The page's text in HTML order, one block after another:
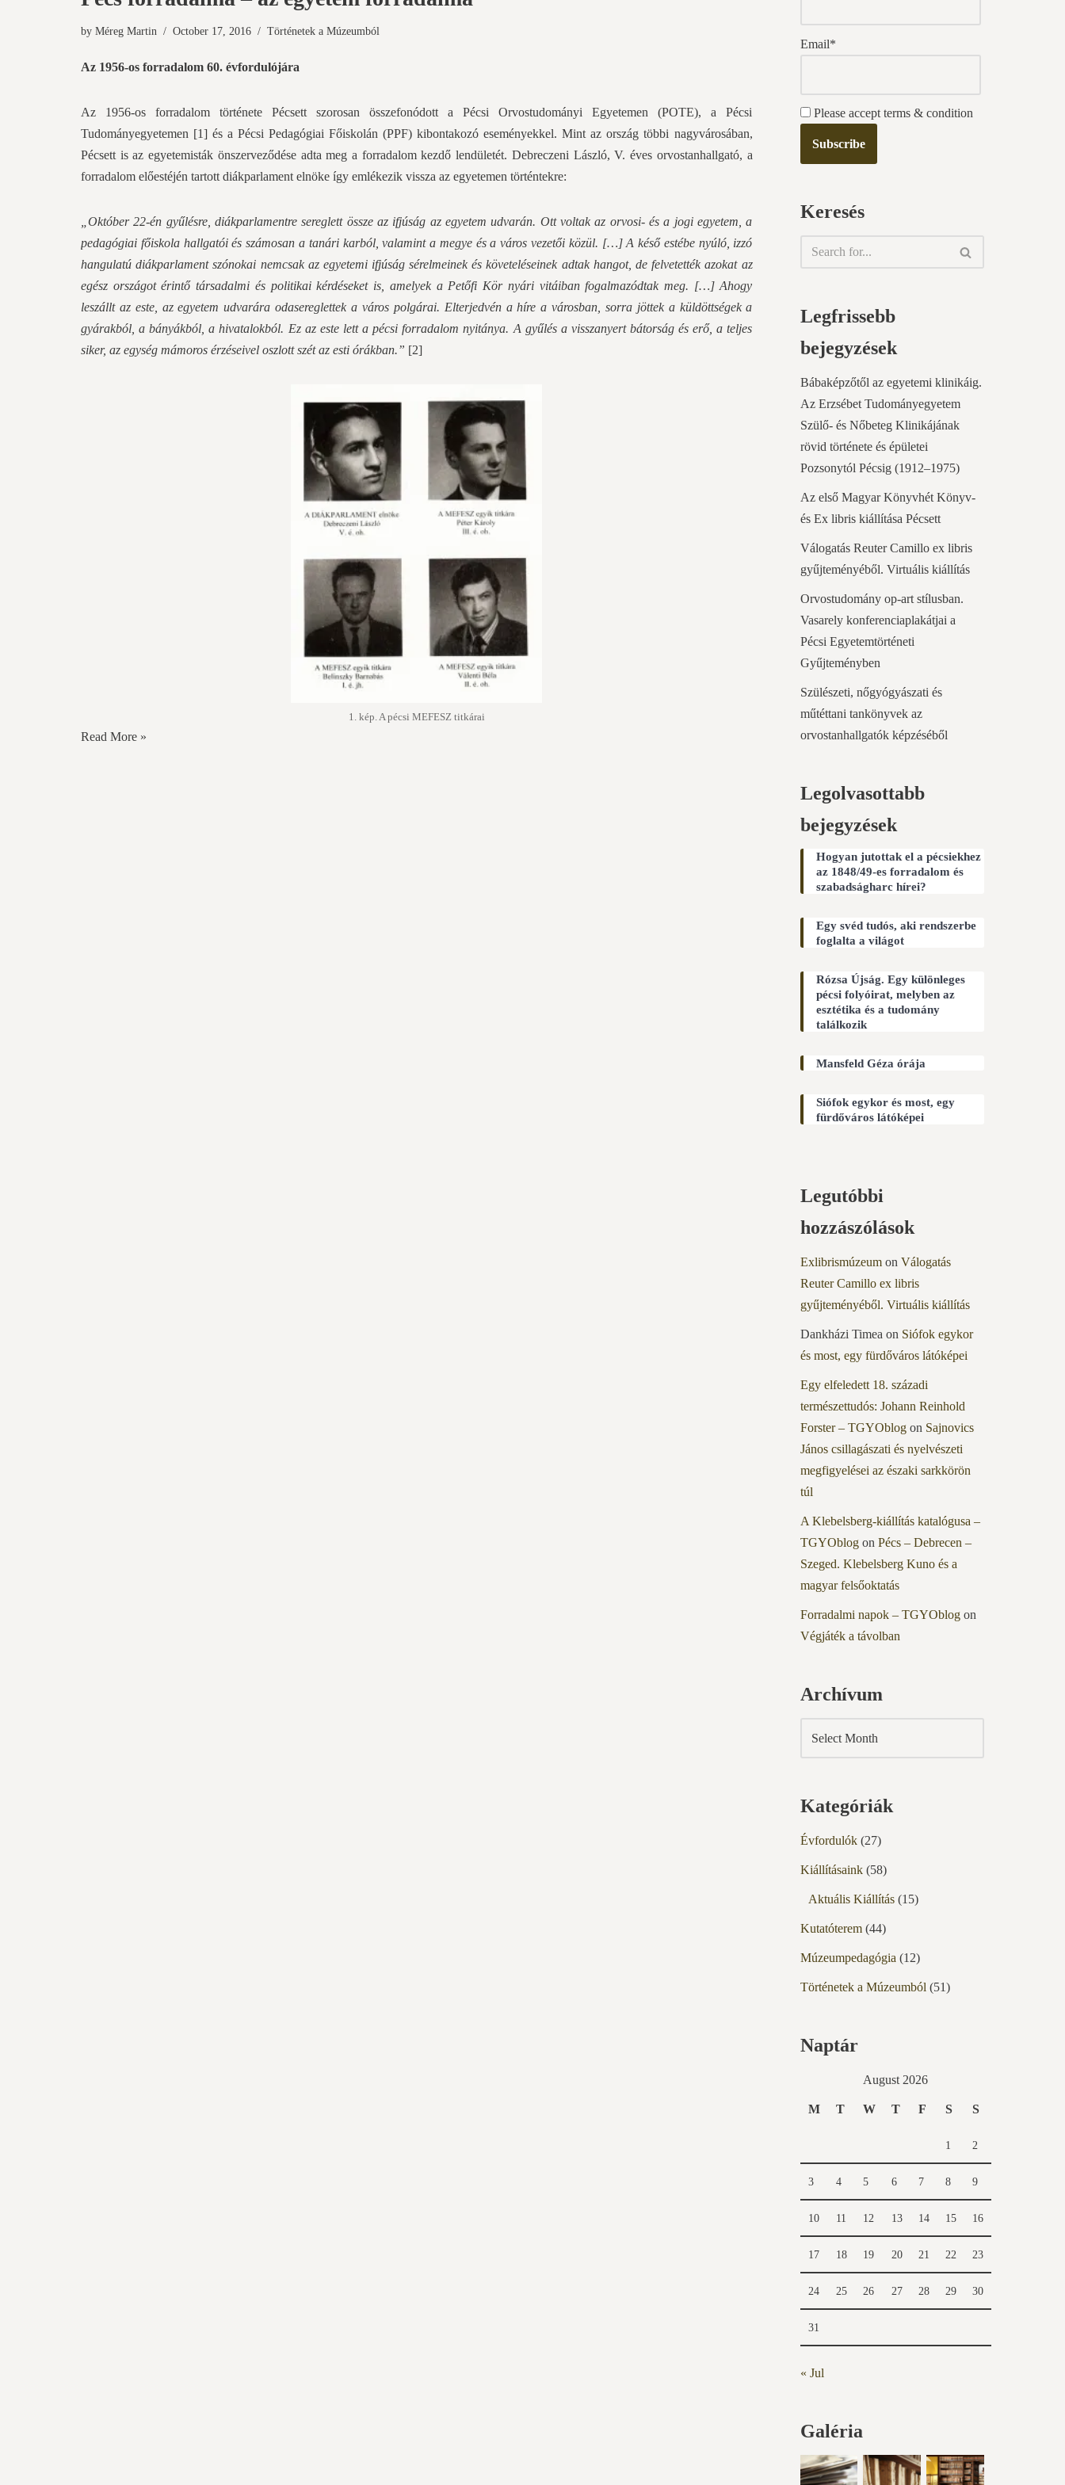
by Méreg Martin October 17, 2016 Történetek a Múzeumból
Az 1956-os forradalom 60. évfordulójára
Az 1956-os forradalom története Pécsett szorosan összefonódott a Pécsi Orvostudományi Egyetemen (POTE), a Pécsi
Tudományegyetemen [1] és a Pécsi Pedagógiai Főiskolán (PPF) kibontakozó eseményekkel. Mint az ország többi nagyvárosában,
Pécsett is az egyetemisták önszerveződése adta meg a forradalom kezdő lendületét. Debreczeni László, V. éves orvostanhallgató, a
forradalom előestéjén tartott diákparlament elnöke így emlékezik vissza az egyetemen történtekre:
„Október 22-én gyűlésre, diákparlamentre sereglett össze az ifjúság az egyetem udvarán. Ott voltak az orvosi- és a jogi egyetem, a
pedagógiai főiskola hallgatói és számosan a tanári karból, valamint a megye és a város vezetői közül. […] A késő estébe nyúló, izzó
hangulatú diákparlament szónokai nemcsak az egyetemi ifjúság sérelmeinek és követeléseinek adtak hangot, de felvetették azokat az
egész országot érintő társadalmi és politikai kérdéseket is, amelyek a Petőfi Kör nyári vitáiban fogalmazódtak meg. […] Ahogy
leszállt az este, az egyetem udvarára odasereglettek a város polgárai. Elterjedvén a híre a városban, sorra jöttek a küldöttségek a
gyárakból, a bányákból, a hivatalokból. Ez az este lett a pécsi forradalom nyitánya. A gyűlés a visszanyert bátorság és erő, a teljes
siker, az egység mámoros érzéseivel oszlott szét az esti órákban.” [2]
1. kép. A pécsi MEFESZ titkárai
Read More »
Email*
Please accept terms & condition
Keresés
Legfrissebb
bejegyzések
Bábaképzőtől az egyetemi klinikáig.
Az Erzsébet Tudományegyetem
Szülő- és Nőbeteg Klinikájának
rövid története és épületei
Pozsonytól Pécsig (1912–1975)
Az első Magyar Könyvhét Könyv-
és Ex libris kiállítása Pécsett
Válogatás Reuter Camillo ex libris
gyűjteményéből. Virtuális kiállítás
Orvostudomány op-art stílusban.
Vasarely konferenciaplakátjai a
Pécsi Egyetemtörténeti
Gyűjteményben
Szülészeti, nőgyógyászati és
műtéttani tankönyvek az
orvostanhallgatók képzéséből
Legolvasottabb
bejegyzések
Hogyan jutottak el a pécsiekhez
az 1848/49-es forradalom és
szabadságharc hírei?
Egy svéd tudós, aki rendszerbe
foglalta a világot
Rózsa Újság. Egy különleges
pécsi folyóirat, melyben az
esztétika és a tudomány
találkozik
Mansfeld Géza órája
Siófok egykor és most, egy
fürdőváros látóképei
Legutóbbi
hozzászólások
Exlibrismúzeumon Válogatás
Reuter Camillo ex libris
gyűjteményéből. Virtuális kiállítás
Dankházi Timea on Siófok egykor
és most, egy fürdőváros látóképei
Egy elfeledett 18. századi
természettudós: Johann Reinhold
Forster – TGYOblogon Sajnovics
János csillagászati és nyelvészeti
megfigyelései az északi sarkkörön
túl
A Klebelsberg-kiállítás katalógusa –
TGYOblogon Pécs – Debrecen –
Szeged. Klebelsberg Kuno és a
magyar felsőoktatás
Forradalmi napok – TGYOblogon
Végjáték a távolban
Archívum
Kategóriák
Évfordulók(27)
Kiállításaink(58)
Aktuális Kiállítás(15)
Kutatóterem(44)
Múzeumpedagógia (12)
Történetek a Múzeumból (51)
Naptár
August 2026
M T W T F S S
1 2
3 4 5 6 7 8 9
10 11 12 13 14 15 16
17 18 19 20 21 22 23
24 25 26 27 28 29 30
31
« Jul
Galéria